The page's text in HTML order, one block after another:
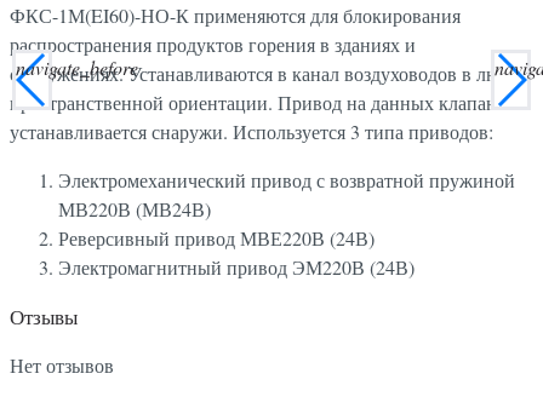
ФКС-1М(EI60)-НО-К применяются для блокирования
распространения продуктов горения в зданиях и
сооружениях. Устанавливаются в канал воздуховодов в любой
пространственной ориентации. Привод на данных клапанах
устанавливается снаружи. Используется 3 типа приводов:
Электромеханический привод с возвратной пружиной
МВ220В (МВ24В)
Реверсивный привод МВЕ220В (24В)
Электромагнитный привод ЭМ220В (24В)
Отзывы
Нет отзывов
navigate_before